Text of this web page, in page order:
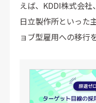
えば、KDDI株式会
日立製作所といった
ョブ型雇用への移行